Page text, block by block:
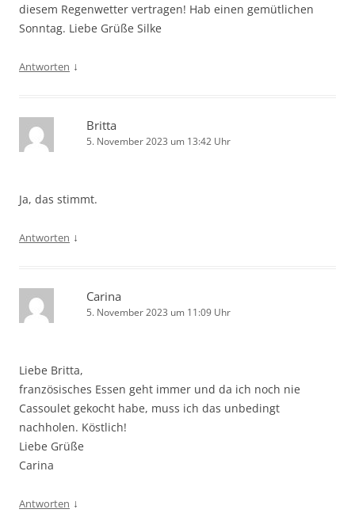
diesem Regenwetter vertragen! Hab einen gemütlichen
Sonntag. Liebe Grüße Silke
Antworten ↓
Britta
5. November 2023 um 13:42 Uhr
Ja, das stimmt.
Antworten ↓
Carina
5. November 2023 um 11:09 Uhr
Liebe Britta,
französisches Essen geht immer und da ich noch nie
Cassoulet gekocht habe, muss ich das unbedingt
nachholen. Köstlich!
Liebe Grüße
Carina
Antworten ↓